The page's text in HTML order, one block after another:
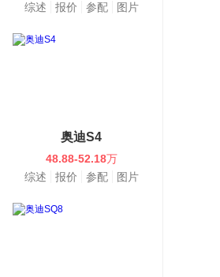
综述
报价 参配 图片
奥迪S4
48.88-52.18万
综述
报价 参配 图片